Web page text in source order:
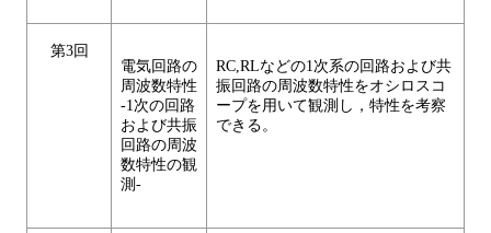
第3回
電気回路の
周波数特性
-1次の回路
および共振
回路の周波
数特性の観
測-
RC,RLなどの1次系の回路および共
振回路の周波数特性をオシロスコ
ープを用いて観測し，特性を考察
できる。